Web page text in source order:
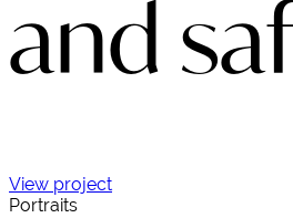
and
View project
Portraits